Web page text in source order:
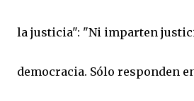
la justicia": "Ni imparten
democracia. Sólo responden